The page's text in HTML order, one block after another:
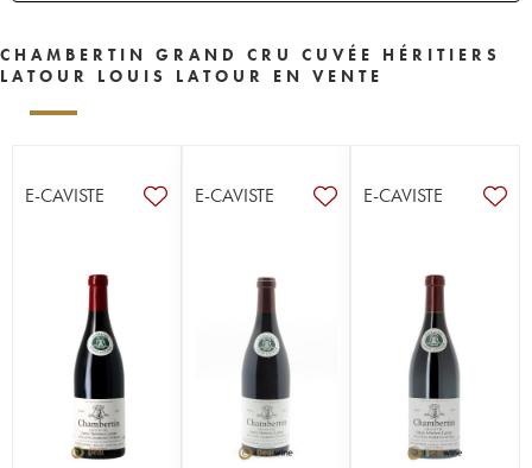
CHAMBERTIN GRAND CRU CUVÉE HÉRITIERS
LATOUR LOUIS LATOUR EN VENTE
E-CAVISTE E-CAVISTE E-CAVISTE